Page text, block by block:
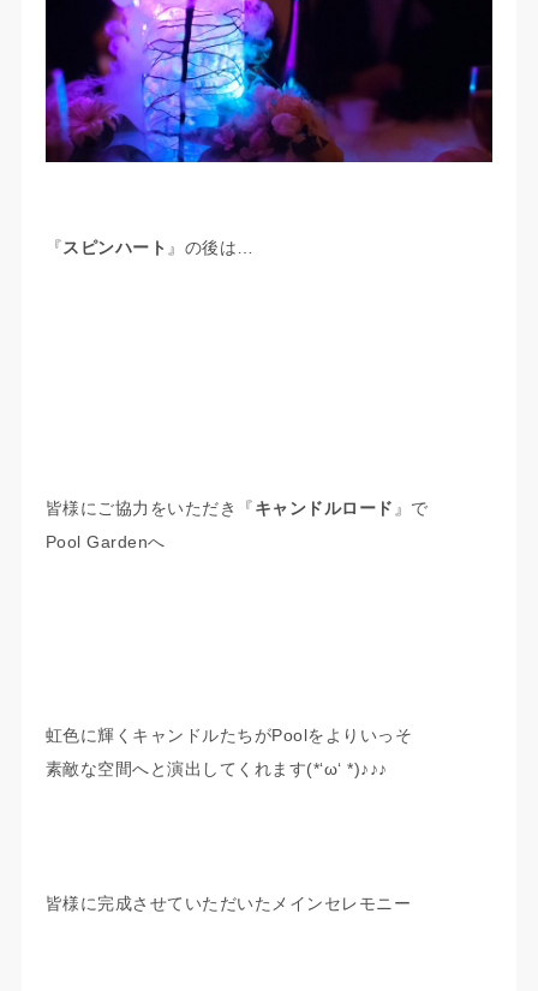
『スピンハート 』の後は…
皆様にご協力をいただき『キャンドルロード 』で
Pool Gardenへ
虹色に輝くキャンドルたちがPoolをよりいっそ
素敵な空間へと演出してくれます(*‘ω‘ *)♪♪♪
皆様に完成させていただいたメインセレモニー